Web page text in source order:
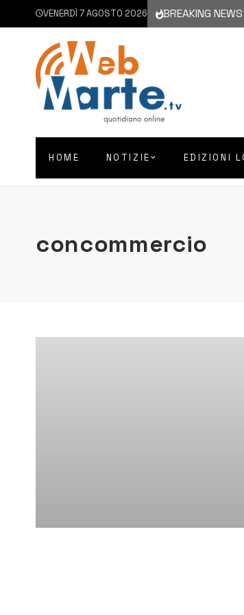
VENERDÌ 7 AGOSTO 2026 BREAKING NEWS
7 AGOSTO 2026
HOME NOTIZIE EDIZIONI
concommercio